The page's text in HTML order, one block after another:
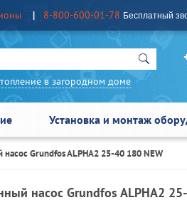
8-800-600-01-78 Бесплатный
в загородном доме
Установка и монтаж
Grundfos ALPHA2 25-40 180 NEW
насос Grundfos ALPHA2 25-